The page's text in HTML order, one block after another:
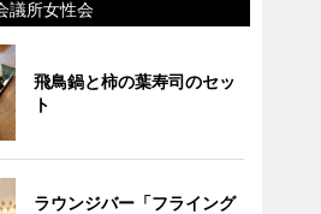
議所女性会
飛鳥鍋と柿の葉寿司のセッ
ト
ラウンジバー「フライング